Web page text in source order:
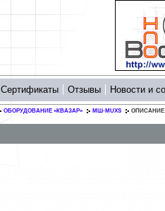
Сертификаты Отзывы Новости и
ОБОРУДОВАНИЕ «КВАЗАР» МШ-MUXS ОПИСАНИЕ